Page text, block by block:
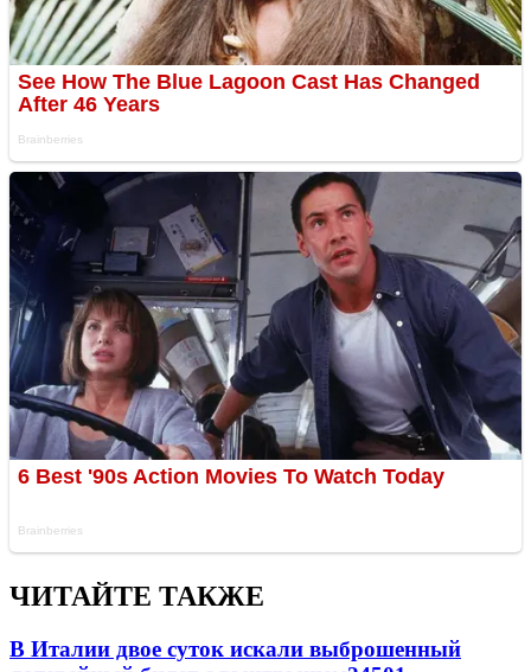
ЧИТАЙТЕ ТАКЖЕ
В Италии двое суток искали выброшенный